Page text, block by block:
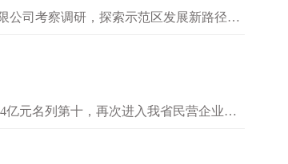
公司考察调研，探索示范区发展新路径。
亿元名列第十，再次进入我省民营企业百